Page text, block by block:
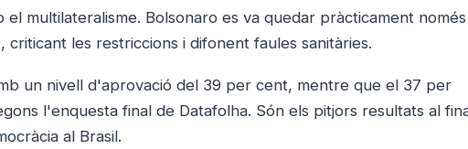
multilateralisme. Bolsonaro es va quedar pràcticament
criticant les restriccions i difonent faules sanitàries.
un nivell d'aprovació del 39 per cent, mentre que el 37 per
l'enquesta final de Datafolha. Són els pitjors resultats al
al Brasil.